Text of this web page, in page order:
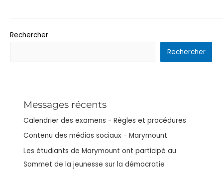
Rechercher
Rechercher
Messages récents
Calendrier des examens - Règles et procédures
Contenu des médias sociaux - Marymount
Les étudiants de Marymount ont participé au
Sommet de la jeunesse sur la démocratie